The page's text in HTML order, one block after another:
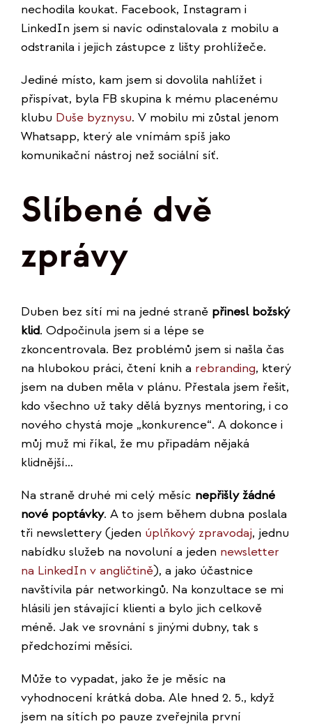
nechodila koukat. Facebook, Instagram i
LinkedIn jsem si navíc odinstalovala z mobilu a
odstranila i jejich zástupce z lišty prohlížeče.
Jediné místo, kam jsem si dovolila nahlížet i
přispívat, byla FB skupina k mému placenému
klubu Duše byznysu. V mobilu mi zůstal jenom
Whatsapp, který ale vnímám spíš jako
komunikační nástroj než sociální síť.
Slíbené dvě
zprávy
Duben bez sítí mi na jedné straně přinesl božský
klid. Odpočinula jsem si a lépe se
zkoncentrovala. Bez problémů jsem si našla čas
na hlubokou práci, čtení knih a rebranding, který
jsem na duben měla v plánu. Přestala jsem řešit,
kdo všechno už taky dělá byznys mentoring, i co
nového chystá moje „konkurence“. A dokonce i
můj muž mi říkal, že mu připadám nějaká
klidnější…
Na straně druhé mi celý měsíc nepřišly žádné
nové poptávky. A to jsem během dubna poslala
tři newslettery (jeden úplňkový zpravodaj, jednu
nabídku služeb na novoluní a jeden newsletter
na LinkedIn v angličtině), a jako účastnice
navštívila pár networkingů. Na konzultace se mi
hlásili jen stávající klienti a bylo jich celkově
méně. Jak ve srovnání s jinými dubny, tak s
předchozími měsíci.
Může to vypadat, jako že je měsíc na
vyhodnocení krátká doba. Ale hned 2. 5., když
jsem na sítích po pauze zveřejnila první